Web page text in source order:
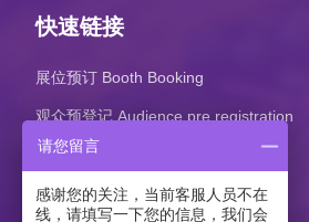
快速链接
展位预订 Booth Booking
观众预登记 Audience pre registration
请您留言
感谢您的关注，当前客服人员不在
线，请填写一下您的信息，我们会